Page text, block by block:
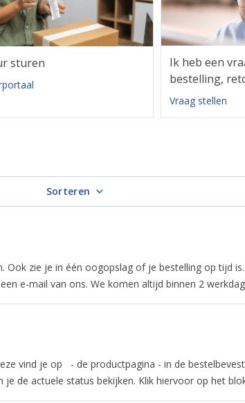
sturen
Ik heb een
bestelling,
Vraag stellen
Sorteren
Ook zie je in één oogopslag of je bestelling op tijd
e-mail van ons. We komen altijd binnen 2
vind je op - de productpagina - in de
de actuele status bekijken. Klik hiervoor op het